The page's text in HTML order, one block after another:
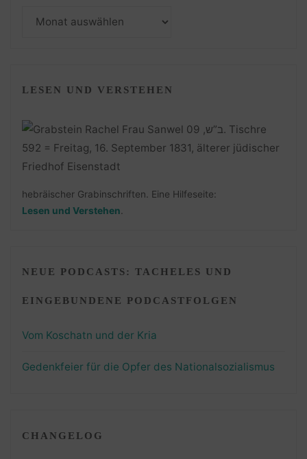
LESEN UND VERSTEHEN
hebräischer Grabinschriften. Eine Hilfeseite:
Lesen und Verstehen.
NEUE PODCASTS: TACHELES UND
EINGEBUNDENE PODCASTFOLGEN
Vom Koschatn und der Kria
Gedenkfeier für die Opfer des Nationalsozialismus
CHANGELOG